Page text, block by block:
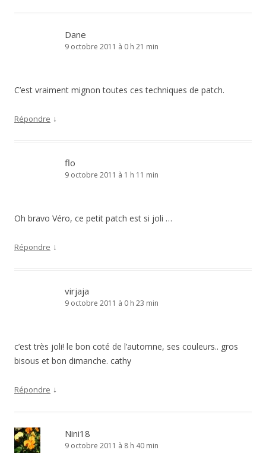
Dane
9 octobre 2011 à 0 h 21 min
C’est vraiment mignon toutes ces techniques de patch.
Répondre ↓
flo
9 octobre 2011 à 1 h 11 min
Oh bravo Véro, ce petit patch est si joli …
Répondre ↓
virjaja
9 octobre 2011 à 0 h 23 min
c’est très joli! le bon coté de l’automne, ses couleurs.. gros
bisous et bon dimanche. cathy
Répondre ↓
Nini18
9 octobre 2011 à 8 h 40 min